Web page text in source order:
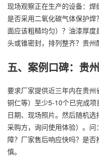
现场观察正在生产的设备：焊
是否采用二氧化碳气体保护
面应该粗糙均匀）？油漆厚
头或锥密封，排列整齐？贵州
五、案例口碑：贵
要求厂家提供近三年内在贵州
铜仁等）至少5-10个已完成
日期、现场照片。然后随机
采购方，询问使用体验）。
障？厂家售后响应快吗？是
慎。